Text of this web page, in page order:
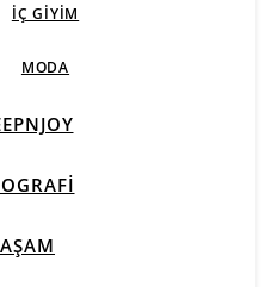
İÇ GIYIM
MODA